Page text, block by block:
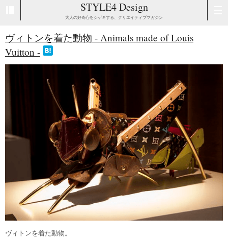
STYLE4 Design
大人の好奇心をシゲキする、クリエイティブマガジン
ヴィトンを着た動物 - Animals made of Louis
Vuitton -
ヴィトンを着た動物。